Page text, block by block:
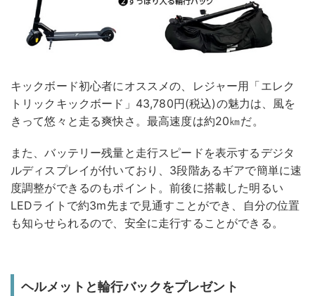
キックボード初心者にオススメの、レジャー用「エレク
トリックキックボード」43,780円(税込)の魅力は、風を
きって悠々と走る爽快さ。最高速度は約20㎞だ。
また、バッテリー残量と走行スピードを表示するデジタ
ルディスプレイが付いており、3段階あるギアで簡単に速
度調整ができるのもポイント。前後に搭載した明るい
LEDライトで約3m先まで見通すことができ、自分の位置
も知らせられるので、安全に走行することができる。
ヘルメットと輪行バックをプレゼント